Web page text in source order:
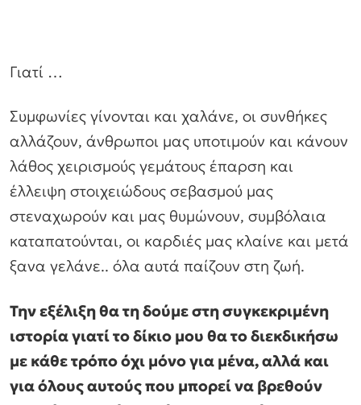
Γιατί …
Συμφωνίες γίνονται και χαλάνε, οι συνθήκες
αλλάζουν, άνθρωποι μας υποτιμούν και κάνουν
λάθος χειρισμούς γεμάτους έπαρση και
έλλειψη στοιχειώδους σεβασμού μας
στεναχωρούν και μας θυμώνουν, συμβόλαια
καταπατούνται, οι καρδιές μας κλαίνε και μετά
ξανα γελάνε.. όλα αυτά παίζουν στη ζωή.
Την εξέλιξη θα τη δούμε στη συγκεκριμένη
ιστορία γιατί το δίκιο μου θα το διεκδικήσω
με κάθε τρόπο όχι μόνο για μένα, αλλά και
για όλους αυτούς που μπορεί να βρεθούν